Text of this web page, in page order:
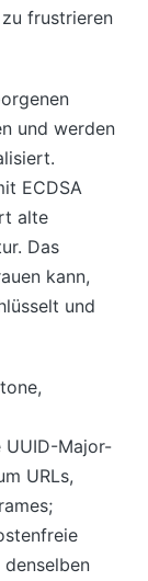
frustrieren
und werden
ECDSA
alte
Das
kann,
und
UUID-Major-
URLs,